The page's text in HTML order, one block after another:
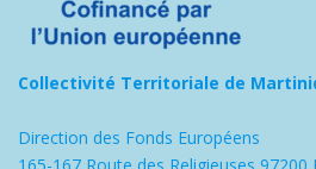
Collectivité Territoriale de
Direction des Fonds Européens